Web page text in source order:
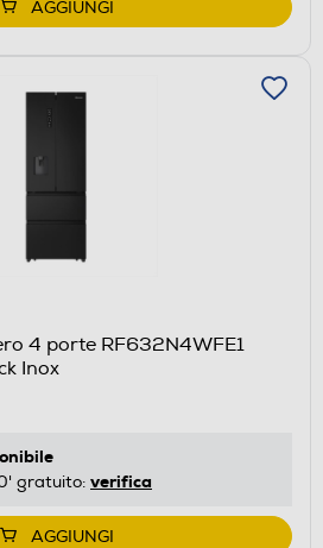
AGGIUNGI
4 porte RF632N4WFE1
Inox
gratuito: verifica
AGGIUNGI